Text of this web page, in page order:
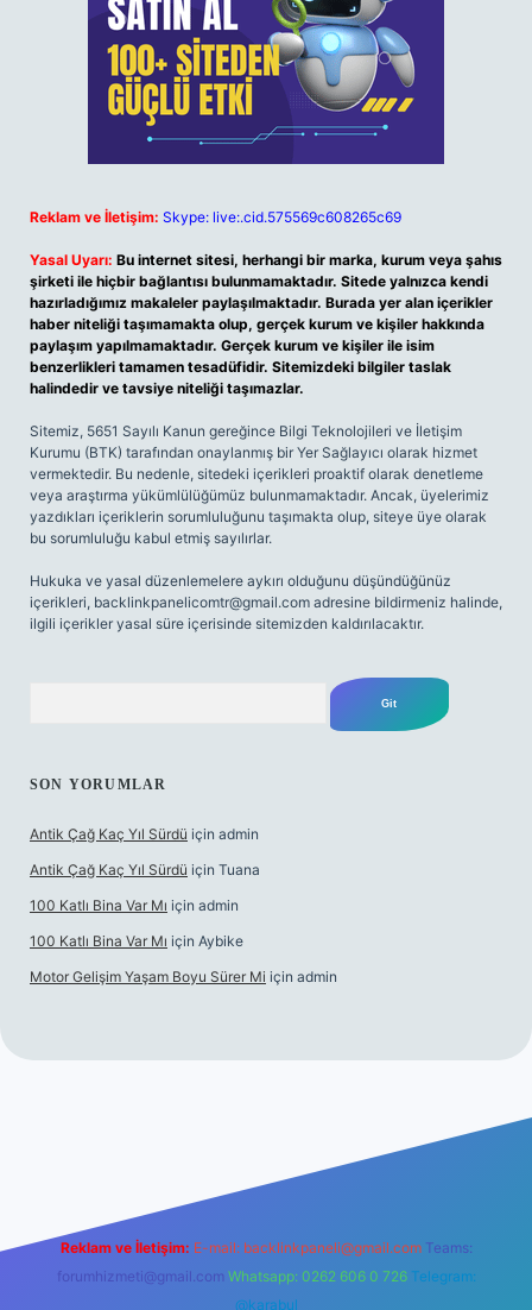
Reklam ve İletişim: Skype: live:.cid.575569c608265c69
Yasal Uyarı: Bu internet sitesi, herhangi bir marka, kurum veya şahıs
şirketi ile hiçbir bağlantısı bulunmamaktadır. Sitede yalnızca kendi
hazırladığımız makaleler paylaşılmaktadır. Burada yer alan içerikler
haber niteliği taşımamakta olup, gerçek kurum ve kişiler hakkında
paylaşım yapılmamaktadır. Gerçek kurum ve kişiler ile isim
benzerlikleri tamamen tesadüfidir. Sitemizdeki bilgiler taslak
halindedir ve tavsiye niteliği taşımazlar.
Sitemiz, 5651 Sayılı Kanun gereğince Bilgi Teknolojileri ve İletişim
Kurumu (BTK) tarafından onaylanmış bir Yer Sağlayıcı olarak hizmet
vermektedir. Bu nedenle, sitedeki içerikleri proaktif olarak denetleme
veya araştırma yükümlülüğümüz bulunmamaktadır. Ancak, üyelerimiz
yazdıkları içeriklerin sorumluluğunu taşımakta olup, siteye üye olarak
bu sorumluluğu kabul etmiş sayılırlar.
Hukuka ve yasal düzenlemelere aykırı olduğunu düşündüğünüz
içerikleri, backlinkpanelicomtr@gmail.com adresine bildirmeniz halinde,
ilgili içerikler yasal süre içerisinde sitemizden kaldırılacaktır.
SON YORUMLAR
Antik Çağ Kaç Yıl Sürdü için admin
Antik Çağ Kaç Yıl Sürdü için Tuana
100 Katlı Bina Var Mı için admin
100 Katlı Bina Var Mı için Aybike
Motor Gelişim Yaşam Boyu Sürer Mi için admin
Reklam ve İletişim: E-mail: backlinkpaneli@gmail.com Teams:
forumhizmeti@gmail.com Whatsapp: 0262 606 0 726 Telegram:
@karabul